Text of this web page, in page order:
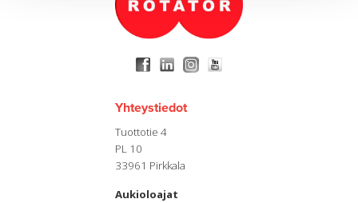
Yhteystiedot
Tuottotie 4
PL 10
33961 Pirkkala
Aukioloajat